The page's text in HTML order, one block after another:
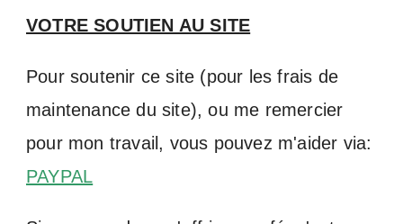
VOTRE SOUTIEN AU SITE
Pour soutenir ce site (pour les frais de
maintenance du site), ou me remercier
pour mon travail, vous pouvez m'aider via:
PAYPAL